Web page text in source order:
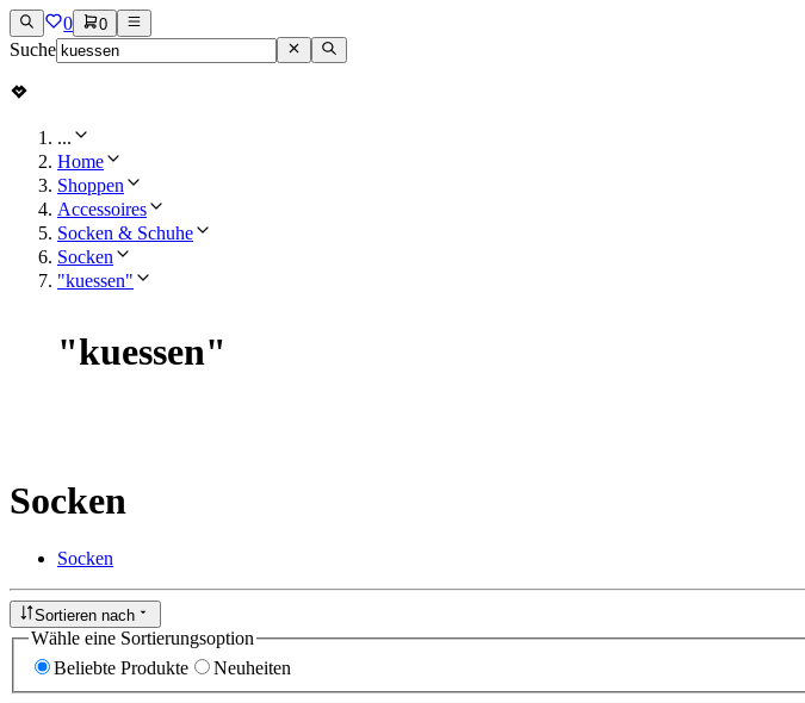
0 0
Suche
...
Home
Shoppen
Accessoires
Socken & Schuhe
Socken
"kuessen"
"kuessen"
Socken
Socken
Sortieren nach
Wähle eine Sortierungsoption
Beliebte Produkte
Neuheiten